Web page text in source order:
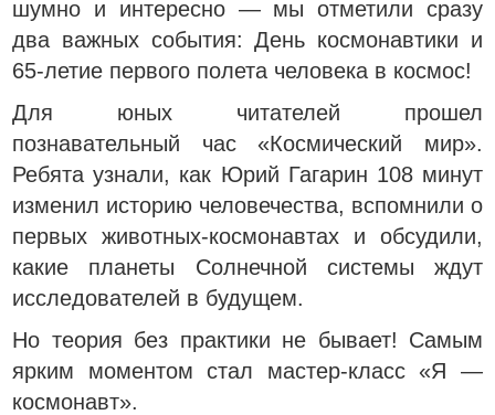
шумно и интересно — мы отметили сразу
два важных события: День космонавтики и
65-летие первого полета человека в космос!
Для юных читателей прошел
познавательный час «Космический мир».
Ребята узнали, как Юрий Гагарин 108 минут
изменил историю человечества, вспомнили о
первых животных-космонавтах и обсудили,
какие планеты Солнечной системы ждут
исследователей в будущем.
Но теория без практики не бывает! Самым
ярким моментом стал мастер-класс «Я —
космонавт».